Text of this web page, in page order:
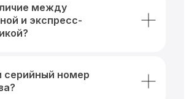
между
и экспресс-
серийный номер